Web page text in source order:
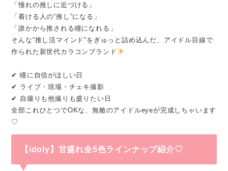
「憧れの推しに近づける」
「着ける人の“推し”になる」
「誰かから推される瞳になれる」
そんな“推し活マインド”をぎゅっと詰め込んだ、アイドル目線で
作られた新世代カラコンブランド
✔ 瞳に自信がほしい日
✔ ライブ・現場・チェキ撮影
✔ 自撮りも他撮りも盛りたい日
全部これひとつでOKな、無敵のアイドルeyeが完成しちゃいます
♡
【idoly】甘盛れ全5色ラインナップ紹介♡